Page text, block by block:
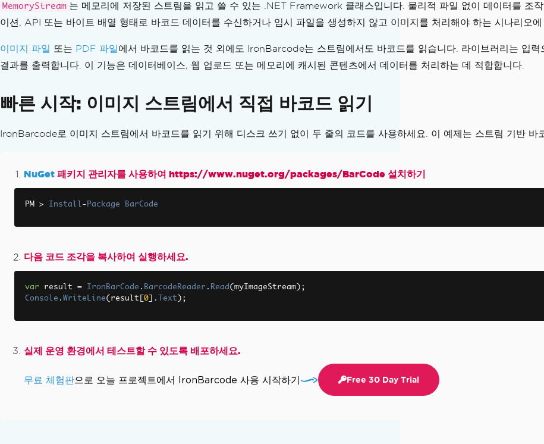
오탐
런타임 복사 예외
MSI 바코드를 인식할 수 없습니다
ReadPdf 동안 높은 메모리
NuGet Fails on VS 2015
자주 묻는 질문
IronBarcode - NuGet 패키지
예외 메시지
IronBarcode - System.Drawing.Common의 대안
Web.config에서 라이선스 키 설정하기
제품 업데이트
주요 성과: MicroQR rMQR
주요 성과: 새로운 형식
비디오 튜토리얼
MemoryStream 는 메모리에 저장된 스트림을 읽고 쓸 수 있는 .NET Framework 클래스입니다. 물리적 파일 없이 데이터를 조
이션, API 또는 바이트 배열 형태로 바코드 데이터를 수신하거나 임시 파일을 생성하지 않고 이미지를 처리해야 하는 시나리오에
이미지 파일 또는 PDF 파일에서 바코드를 읽는 것 외에도 IronBarcode는 스트림에서도 바코드를 읽습니다. 라이브러리는 입
결과를 출력합니다. 이 기능은 데이터베이스, 웹 업로드 또는 메모리에 캐시된 콘텐츠에서 데이터를 처리하는 데 적합합니다.
빠른 시작: 이미지 스트림에서 직접 바코드 읽기
IronBarcode로 이미지 스트림에서 바코드를 읽기 위해 디스크 쓰기 없이 두 줄의 코드를 사용하세요. 이 예제는 스트림 기반 바
NuGet 패키지 관리자를 사용하여 https://www.nuget.org/packages/BarCode 설치하기
PM > Install- Package BarCode
다음 코드 조각을 복사하여 실행하세요.
var result = IronBarCode . BarcodeReader . Read ( myImageStream );
Console . WriteLine( result 0 ]. Text );
실제 운영 환경에서 테스트할 수 있도록 배포하세요.
무료 체험판으로 오늘 프로젝트에서 IronBarcode 사용 시작하기 Free 30 Day Trial